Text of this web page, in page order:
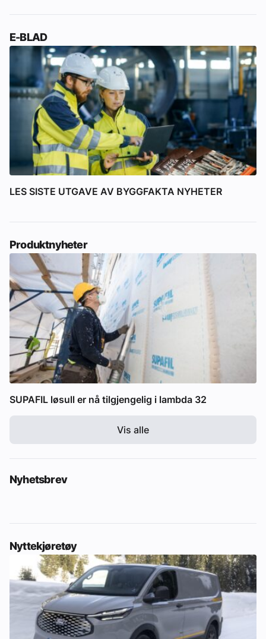
E-BLAD
LES SISTE UTGAVE AV BYGGFAKTA NYHETER
Produktnyheter
SUPAFIL løsull er nå tilgjengelig i lambda 32
Vis alle
Nyhetsbrev
Nyttekjøretøy